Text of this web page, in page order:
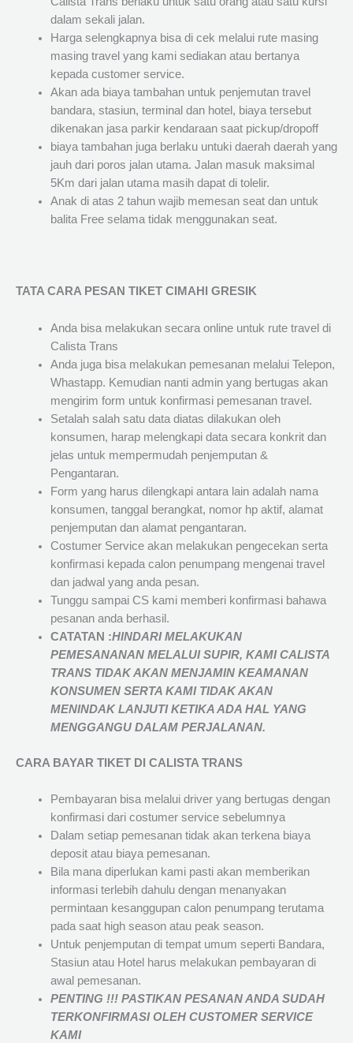
dalam sekali jalan.
Harga selengkapnya bisa di cek melalui rute masing
masing travel yang kami sediakan atau bertanya
kepada customer service.
Akan ada biaya tambahan untuk penjemutan travel
bandara, stasiun, terminal dan hotel, biaya tersebut
dikenakan jasa parkir kendaraan saat pickup/dropoff
biaya tambahan juga berlaku untuki daerah daerah yang
jauh dari poros jalan utama. Jalan masuk maksimal
5Km dari jalan utama masih dapat di tolelir.
Anak di atas 2 tahun wajib memesan seat dan untuk
balita Free selama tidak menggunakan seat.
TATA CARA PESAN TIKET CIMAHI GRESIK
Anda bisa melakukan secara online untuk rute travel di
Calista Trans
Anda juga bisa melakukan pemesanan melalui Telepon,
Whastapp. Kemudian nanti admin yang bertugas akan
mengirim form untuk konfirmasi pemesanan travel.
Setalah salah satu data diatas dilakukan oleh
konsumen, harap melengkapi data secara konkrit dan
jelas untuk mempermudah penjemputan &
Pengantaran.
Form yang harus dilengkapi antara lain adalah nama
konsumen, tanggal berangkat, nomor hp aktif, alamat
penjemputan dan alamat pengantaran.
Costumer Service akan melakukan pengecekan serta
konfirmasi kepada calon penumpang mengenai travel
dan jadwal yang anda pesan.
Tunggu sampai CS kami memberi konfirmasi bahawa
pesanan anda berhasil.
CATATAN :HINDARI MELAKUKAN
PEMESANANAN MELALUI SUPIR, KAMICALISTA
TRANSTIDAK AKAN MENJAMINKEAMANAN
KONSUMEN SERTA KAMI TIDAK AKAN
MENINDAK LANJUTI KETIKA ADA HAL YANG
MENGGANGU DALAM PERJALANAN.
CARA BAYAR TIKET DI CALISTA TRANS
Pembayaran bisa melalui driver yang bertugas dengan
konfirmasi dari costumer service sebelumnya
Dalam setiap pemesanan tidak akan terkena biaya
deposit atau biaya pemesanan.
Bila mana diperlukan kami pasti akan memberikan
informasi terlebih dahulu dengan menanyakan
permintaan kesanggupan calon penumpang terutama
pada saat high season atau peak season.
Untuk penjemputan di tempat umum seperti Bandara,
Stasiun atau Hotel harus melakukan pembayaran di
awal pemesanan.
PENTING !!! PASTIKAN PESANAN ANDA SUDAH
TERKONFIRMASI OLEH CUSTOMER SERVICE
KAMI